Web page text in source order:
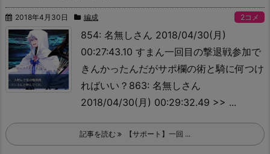
2018年4月30日 編成 2コメ
854: 名無しさん 2018/04/30(月)
00:27:43.10 すまん一回目の撃退戦参加で
きんかったんだがサポ欄の術と騎に何つけ
ればいい？863: 名無しさん
2018/04/30(月) 00:29:32.49 >> ...
記事を読む 【サポート】一回 ...